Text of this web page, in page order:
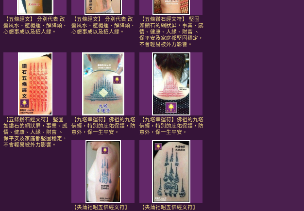
【五條經文】 分別代表:改
變風水、避楣運、解降頭、
心想事成以及招人緣。
【五條經文】 分別代表:改
變風水、避楣運、解降頭、
心想事成以及招人緣。
【五條鑽石經文符】 堅固
如鑽石的網狀屏，事業、感
情、健康、人緣、財富 、
保平安及家庭都堅固穩定，
不會輕易被外力影響。
【五條鑽石經文符】 堅固
如鑽石的網狀屏，事業、感
情、健康、人緣、財富 、
保平安及家庭都堅固穩定，
不會輕易被外力影響。
【九塔幸運符】佛祖的九塔
佛經，特別的庇佑保護，防
意外，保一生平安。
【九塔幸運符】佛祖的九塔
佛經，特別的庇佑保護，防
意外，保一生平安。
【央蒲祂昭五佛經文符】
【央蒲祂昭五佛經文符】